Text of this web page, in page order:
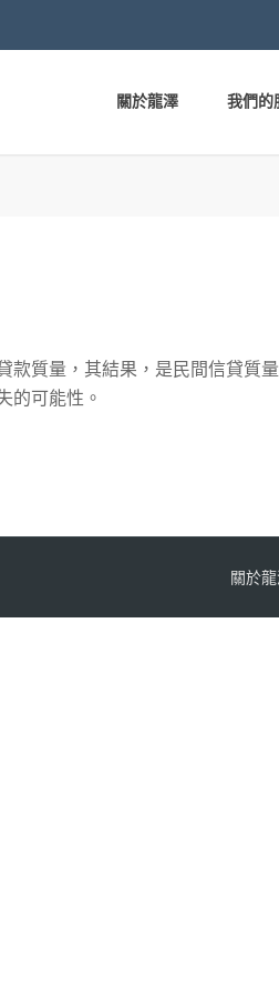
關於龍澤 我們的
質量，其結果，是民間信貸質
的可能性。
關於